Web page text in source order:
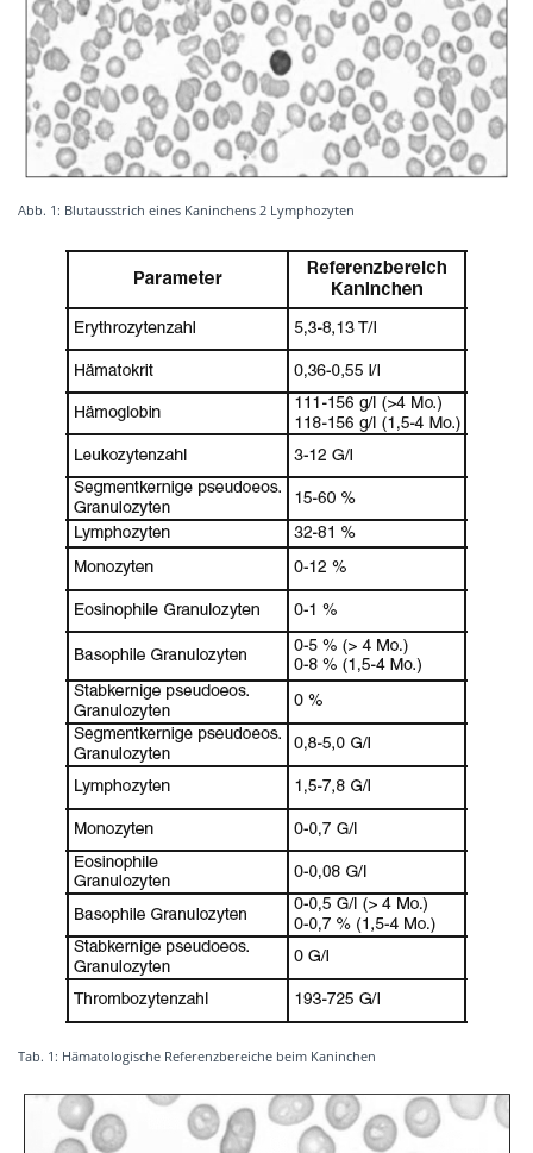
Abb. 1: Blutausstrich eines Kaninchens 2 Lymphozyten
Tab. 1: Hämatologische Referenzbereiche beim Kaninchen